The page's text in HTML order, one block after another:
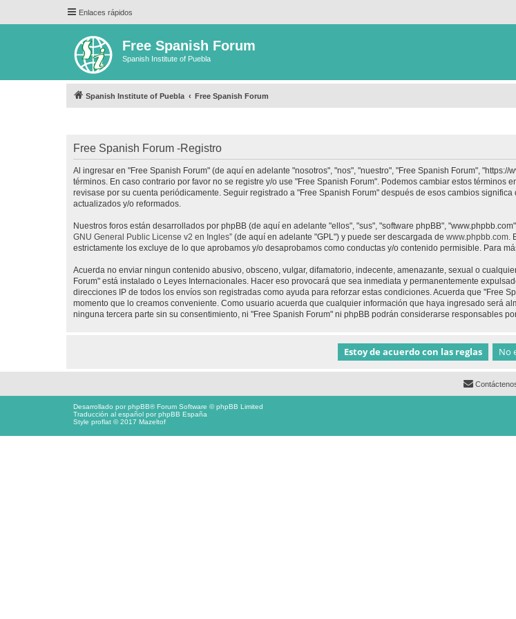
Enlaces rápidos
Free Spanish Forum
Spanish Institute of Puebla
Spanish Institute of Puebla Free Spanish Forum
Free Spanish Forum -Registro
Al ingresar en "Free Spanish Forum" (de aquí en adelante "nosotros", "nos", "nuestro", "Free Spanish Forum",
términos. En caso contrario por favor no se registre y/o use "Free Spanish Forum". Podemos cambiar estos
revisase por su cuenta periódicamente. Seguir registrado a "Free Spanish Forum" después de esos cambios
actualizados y/o reformados.
Nuestros foros están desarrollados por phpBB (de aquí en adelante "ellos", "sus", "software phpBB",
GNU General Public License v2 en Ingles” (de aquí en adelante "GPL") y puede ser descargada de www.phpbb.com
estrictamente los excluye de lo que aprobamos y/o desaprobamos como conductas y/o contenido permisible. Para
Acuerda no enviar ningun contenido abusivo, obsceno, vulgar, difamatorio, indecente, amenazante, sexual o
Forum" está instalado o Leyes Internacionales. Hacer eso provocará que sea inmediata y permanentemente
direcciones IP de todos los envíos son registradas como ayuda para reforzar estas condiciones. Acuerda que "Free
momento que lo creamos conveniente. Como usuario acuerda que cualquier información que haya ingresado será
ninguna tercera parte sin su consentimiento, ni "Free Spanish Forum" ni phpBB podrán considerarse responsables
Desarrollado porphpBB® Forum Software © phpBB Limited
Traducción al español porphpBB España
Style proflat © 2017 Mazeltof